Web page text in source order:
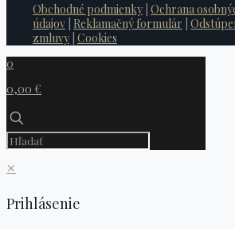
Obchodné podmienky Ochrana
údajov Reklamačný formulár
zmluvy Cookies
0
0,00 €
✕
Prihlásenie